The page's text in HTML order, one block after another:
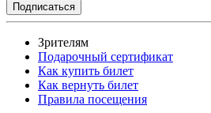
Зрителям
Подарочный сертификат
Как купить билет
Как вернуть билет
Правила посещения